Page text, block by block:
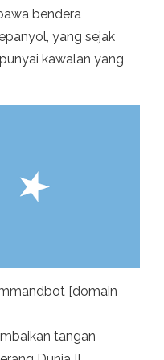
bendera
yang sejak
kawalan yang
[domain
tangan